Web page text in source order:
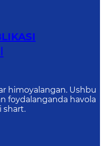
himoyalangan. Ushbu
foydalanganda havola
shart.